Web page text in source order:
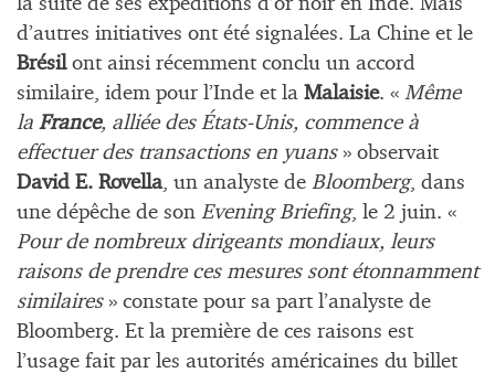
d’autres initiatives ont été signalées. La Chine et le
Brésilont ainsi récemment conclu un accord
similaire, idem pour l’Inde et la Malaisie. « Même
la France, alliée des États-Unis, commence à
effectuer des transactions en yuans» observait
David E. Rovella, un analyste de Bloomberg, dans
une dépêche de son Evening Briefing, le 2 juin. «
Pour de nombreux dirigeants mondiaux, leurs
raisons de prendre ces mesures sont étonnamment
similaires» constate pour sa part l’analyste de
Bloomberg. Et la première de ces raisons est
l’usage fait par les autorités américaines du billet